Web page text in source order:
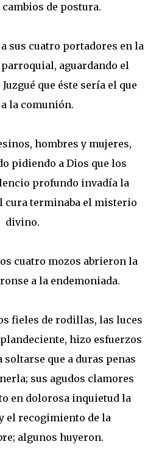
de postura.
sus cuatro portadores en la
parroquial, aguardando el
que éste sería el que
la comunión.
hombres y mujeres,
pidiendo a Dios que los
profundo invadía la
cura terminaba el misterio
divino.
cuatro mozos abrieron la
a la endemoniada.
fieles de rodillas, las luces
hizo esfuerzos
que a duras penas
sus agudos clamores
en dolorosa inquietud la
el recogimiento de la
algunos huyeron.